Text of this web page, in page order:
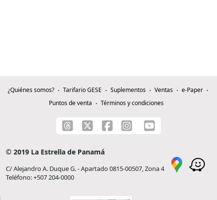
¿Quiénes somos? Tarifario GESE Suplementos Ventas
e-Paper
Puntos de venta
Términos y condiciones
© 2019 La Estrella de Panamá
C/ Alejandro A. Duque G. - Apartado 0815-00507, Zona 4
Teléfono: +507 204-0000